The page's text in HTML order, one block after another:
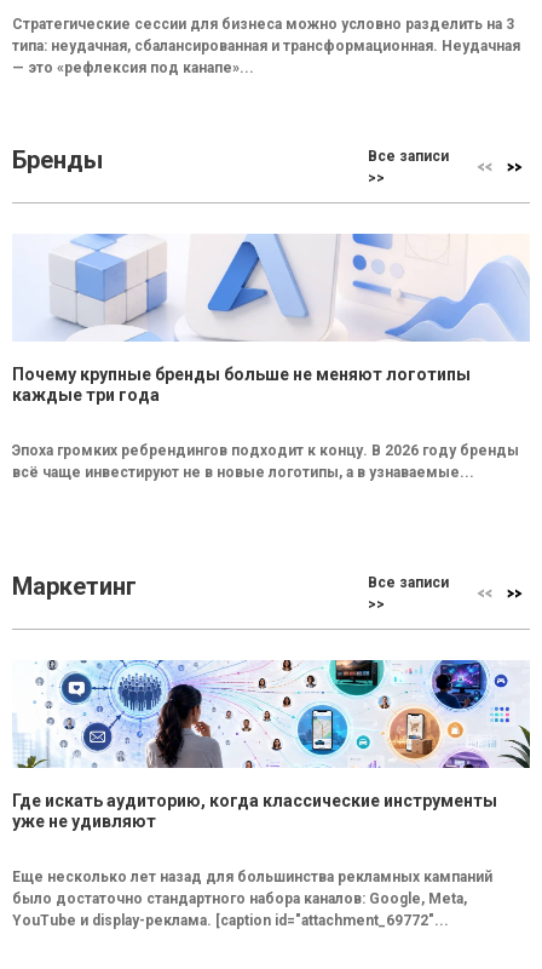
Стратегические сессии для бизнеса можно условно разделить на 3
типа: неудачная, сбалансированная и трансформационная. Неудачная
— это «рефлексия под канапе»...
Бренды
Все записи
>>
Почему крупные бренды больше не меняют логотипы
каждые три года
Эпоха громких ребрендингов подходит к концу. В 2026 году бренды
всё чаще инвестируют не в новые логотипы, а в узнаваемые...
Маркетинг
Все записи
>>
Где искать аудиторию, когда классические инструменты
уже не удивляют
Еще несколько лет назад для большинства рекламных кампаний
было достаточно стандартного набора каналов: Google, Meta,
YouTube и display-реклама. [caption id="attachment_69772"...